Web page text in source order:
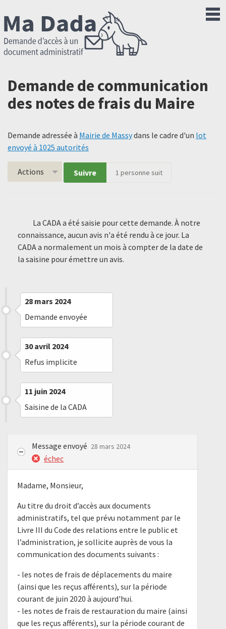
Demande de communication
des notes de frais du Maire
Demande adressée à Mairie de Massydans le cadre d'un lot
envoyé à 1025 autorités
Actions Suivre 1 personne suit
La CADA a été saisie pour cette demande. À notre
connaissance, aucun avis n'a été rendu à ce jour. La
CADA a normalement un mois à compter de la date de
la saisine pour émettre un avis.
28 mars 2024
Demande envoyée
30 avril 2024
Refus implicite
11 juin 2024
Saisine de la CADA
Message envoyé 28 mars 2024
échec
Madame, Monsieur,
Au titre du droit d’accès aux documents
administratifs, tel que prévu notamment par le
Livre III du Code des relations entre le public et
l’administration, je sollicite auprès de vous la
communication des documents suivants :
- les notes de frais de déplacements du maire
(ainsi que les reçus afférents), sur la période
courant de juin 2020 à aujourd'hui.
- les notes de frais de restauration du maire (ainsi
que les reçus afférents), sur la période courant de